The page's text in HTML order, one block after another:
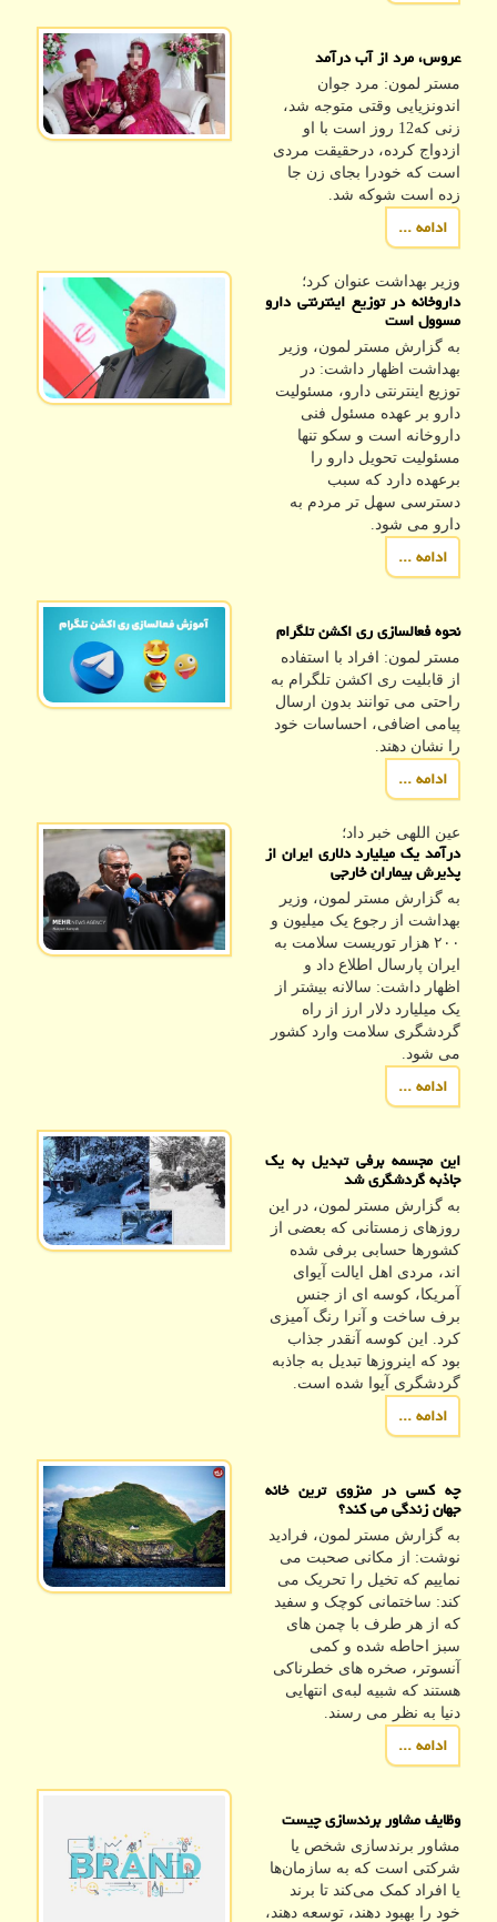
عروس، مرد از آب درآمد
مستر لمون: مرد جوان
اندونزیایی وقتی متوجه شد،
زنی که12 روز است با او
ازدواج کرده، درحقیقت مردی
است که خودرا بجای زن جا
زده است شوکه شد.
ادامه ...
وزیر بهداشت عنوان كرد؛
داروخانه در توزیع اینترنتی دارو
مسوول است
به گزارش مستر لمون، وزیر
بهداشت اظهار داشت: در
توزیع اینترنتی دارو، مسئولیت
دارو بر عهده مسئول فنی
داروخانه است و سکو تنها
مسئولیت تحویل دارو را
برعهده دارد که سبب
دسترسی سهل تر مردم به
دارو می شود.
ادامه ...
نحوه فعالسازی ری اکشن تلگرام
مستر لمون: افراد با استفاده
از قابلیت ری اکشن تلگرام به
راحتی می توانند بدون ارسال
پیامی اضافی، احساسات خود
را نشان دهند.
ادامه ...
عین اللهی خبر داد؛
درآمد یک میلیارد دلاری ایران از
پذیرش بیماران خارجی
به گزارش مستر لمون، وزیر
بهداشت از رجوع یک میلیون و
۲۰۰ هزار توریست سلامت به
ایران پارسال اطلاع داد و
اظهار داشت: سالانه بیشتر از
یک میلیارد دلار ارز از راه
گردشگری سلامت وارد کشور
می شود.
ادامه ...
این مجسمه برفی تبدیل به یک
جاذبه گردشگری شد
به گزارش مستر لمون، در این
روزهای زمستانی که بعضی از
کشورها حسابی برفی شده
اند، مردی اهل ایالت آیوای
آمریکا، کوسه ای از جنس
برف ساخت و آنرا رنگ آمیزی
کرد. این کوسه آنقدر جذاب
بود که اینروزها تبدیل به جاذبه
گردشگری آیوا شده است.
ادامه ...
چه کسی در منزوی ترین خانه
جهان زندگی می کند؟
به گزارش مستر لمون، فرادید
نوشت: از مکانی صحبت می
نماییم که تخیل را تحریک می
کند: ساختمانی کوچک و سفید
که از هر طرف با چمن های
سبز احاطه شده و کمی
آنسوتر، صخره های خطرناکی
هستند که شبیه لبه‌ی انتهایی
دنیا به نظر می رسند.
ادامه ...
وظایف مشاور برندسازی چیست
مشاور برندسازی شخص یا
شرکتی است که به سازمان‌ها
یا افراد کمک می‌کند تا برند
خود را بهبود دهند، توسعه دهند،